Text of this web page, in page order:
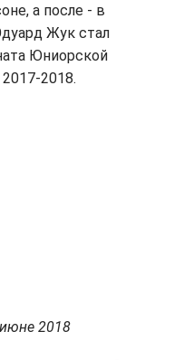
а после - в
Жук стал
Юниорской
2018.
2018